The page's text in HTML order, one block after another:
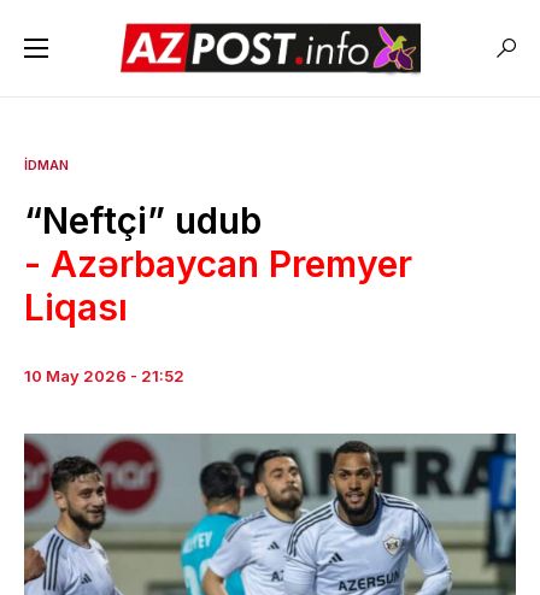
İDMAN
“Neftçi” udub
- Azərbaycan Premyer
Liqası
10 May 2026 - 21:52